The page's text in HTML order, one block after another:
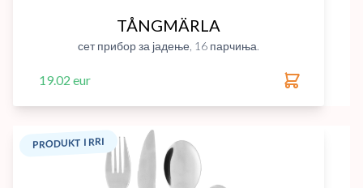
TÅNGMÄRLA
сет прибор за јадење, 16 парчиња.
19.02 eur
PRODUKT I RRI